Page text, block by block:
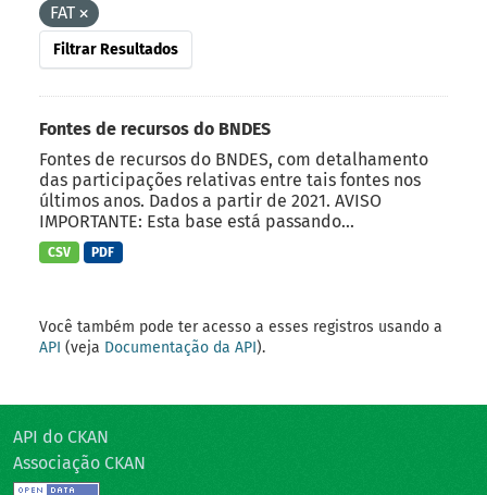
FAT
Filtrar Resultados
Fontes de recursos do BNDES
Fontes de recursos do BNDES, com detalhamento
das participações relativas entre tais fontes nos
últimos anos. Dados a partir de 2021. AVISO
IMPORTANTE: Esta base está passando...
CSV PDF
Você também pode ter acesso a esses registros usando a
API (veja Documentação da API).
API do CKAN
Associação CKAN